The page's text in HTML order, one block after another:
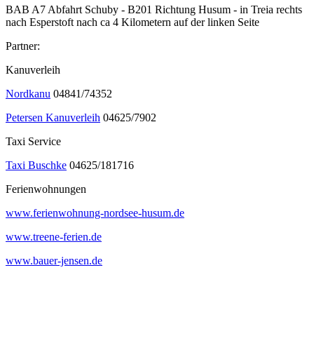
BAB A7 Abfahrt Schuby - B201 Richtung Husum - in Treia rechts
nach Esperstoft nach ca 4 Kilometern auf der linken Seite
Partner:
Kanuverleih
Nordkanu 04841/74352
Petersen Kanuverleih 04625/7902
Taxi Service
Taxi Buschke 04625/181716
Ferienwohnungen
www.ferienwohnung-nordsee-husum.de
www.treene-ferien.de
www.bauer-jensen.de